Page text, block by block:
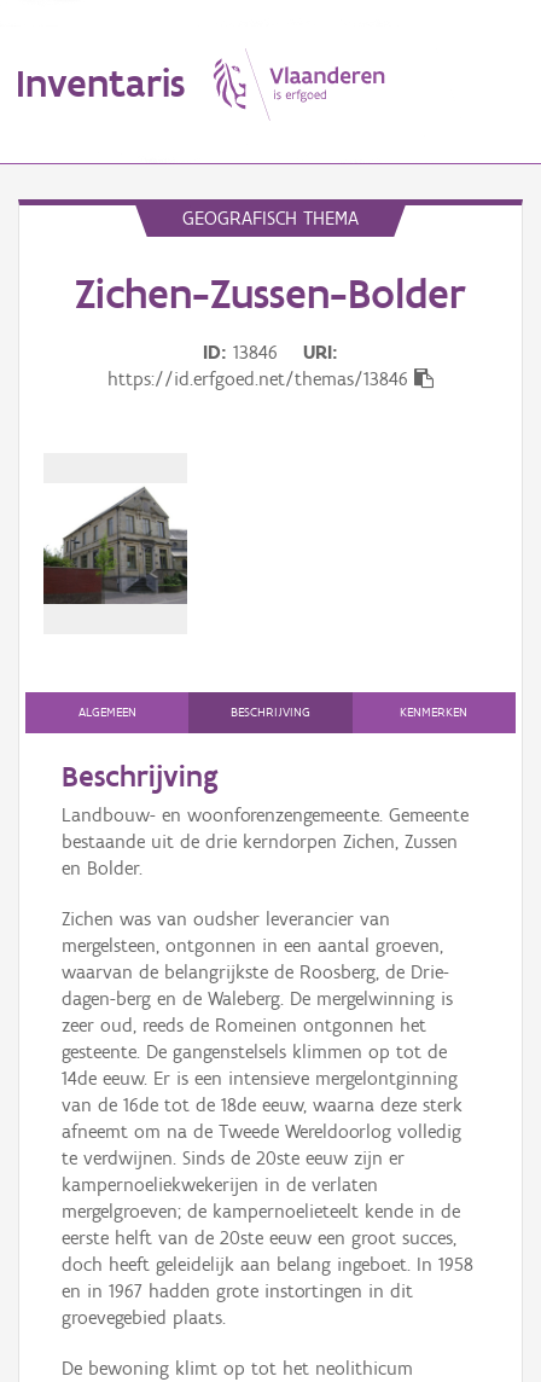
Inventaris
Erfgoedobject
Persoon of collectief
Downloads
Aanmelden
GEOGRAFISCH THEMA
Zichen-Zussen-Bolder
ID 13846
URI
https://id.erfgoed.net/themas/13846
ALGEMEEN BESCHRIJVING KENMERKEN
Beschrijving
Landbouw- en woonforenzengemeente. Gemeente
bestaande uit de drie kerndorpen Zichen, Zussen
en Bolder.
Zichen was van oudsher leverancier van
mergelsteen, ontgonnen in een aantal groeven,
waarvan de belangrijkste de Roosberg, de Drie-
dagen-berg en de Waleberg. De mergelwinning is
zeer oud, reeds de Romeinen ontgonnen het
gesteente. De gangenstelsels klimmen op tot de
14de eeuw. Er is een intensieve mergelontginning
van de 16de tot de 18de eeuw, waarna deze sterk
afneemt om na de Tweede Wereldoorlog volledig
te verdwijnen. Sinds de 20ste eeuw zijn er
kampernoeliekwekerijen in de verlaten
mergelgroeven; de kampernoelieteelt kende in de
eerste helft van de 20ste eeuw een groot succes,
doch heeft geleidelijk aan belang ingeboet. In 1958
en in 1967 hadden grote instortingen in dit
groevegebied plaats.
De bewoning klimt op tot het neolithicum